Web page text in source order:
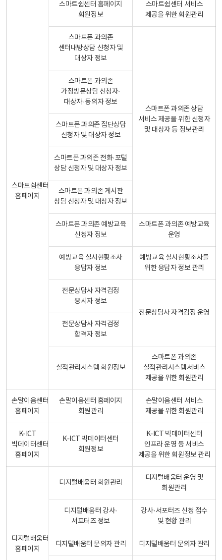
스마트쉼센터
홈페이지
스마트쉼센터 홈페이지
회원정보
스마트쉼센터 서비스
제공을 위한 회원관리
스마트폰 과의존
센터내방상담 신청자 및
대상자 정보
스마트폰 과의존 상담
서비스 제공을 위한 신청자
및 대상자 등 정보관리
스마트폰 과의존
가정방문상담 신청자·
대상자·동의자 정보
스마트폰 과의존 집단상담
신청자 및 대상자 정보
스마트폰 과의존 전화·포털
상담 신청자 및 대상자 정보
스마트폰 과의존 게시판
상담 신청자 및 대상자 정보
스마트폰 과의존 예방교육
신청자 정보
스마트폰 과의존 예방교육
운영
예방교육 실시현황조사
응답자 정보
예방교육 실시현황조사를
위한 응답자 정보 관리
전문상담사 자격검정
응시자 정보
전문상담사 자격검정 운영
전문상담사 자격검정
합격자 정보
실적관리시스템 회원정보
스마트폰 과의존
실적관리시스템서비스
제공을 위한 회원관리
손말이음센터
홈페이지
손말이음센터 홈페이지
회원관리
손말이음센터 서비스
제공을 위한 회원관리
K-ICT
빅데이터센터
홈페이지
K-ICT 빅데이터센터
회원정보
K-ICT 빅데이터센터
인프라 운영 등 서비스
제공을 위한 회원정보 관리
디지털배움터
홈페이지
디지털배움터 회원관리
디지털배움터 운영 및
회원관리
디지털배움터 강사·
서포터즈 정보
강사·서포터즈 신청 접수
및 현황 관리
디지털배움터 문의자 관리 디지털배움터 문의자 관리